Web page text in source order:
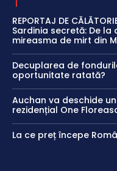
REPORTAJ DE
Sardinia secretă: De la
mireasma de mirt din
Decuplarea de
oportunitate ratată?
Auchan va deschide
rezidențial One
La ce preț începe